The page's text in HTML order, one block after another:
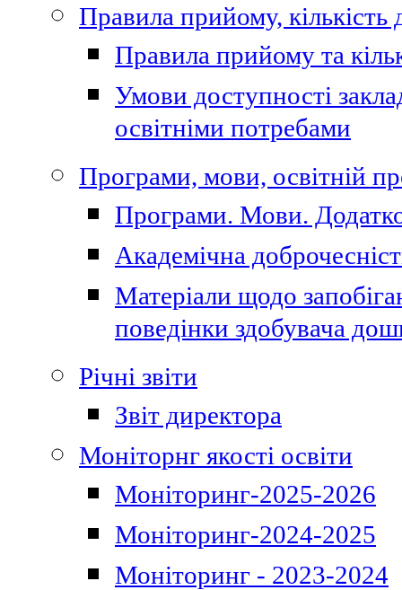
Правила прийому, кількість
Правила прийому та
Умови доступності
освітніми потребами
Програми, мови, освітній
Програми. Мови.
Академічна
Матеріали щодо
поведінки здобувача
Річні звіти
Звіт директора
Моніторнг якості освіти
Моніторинг-2025-2026
Моніторинг-2024-2025
Моніторинг - 2023-2024